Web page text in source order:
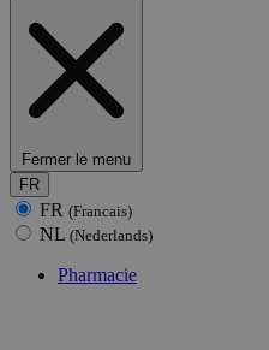
Fermer le menu
FR
FR (Francais)
NL (Nederlands)
Pharmacie